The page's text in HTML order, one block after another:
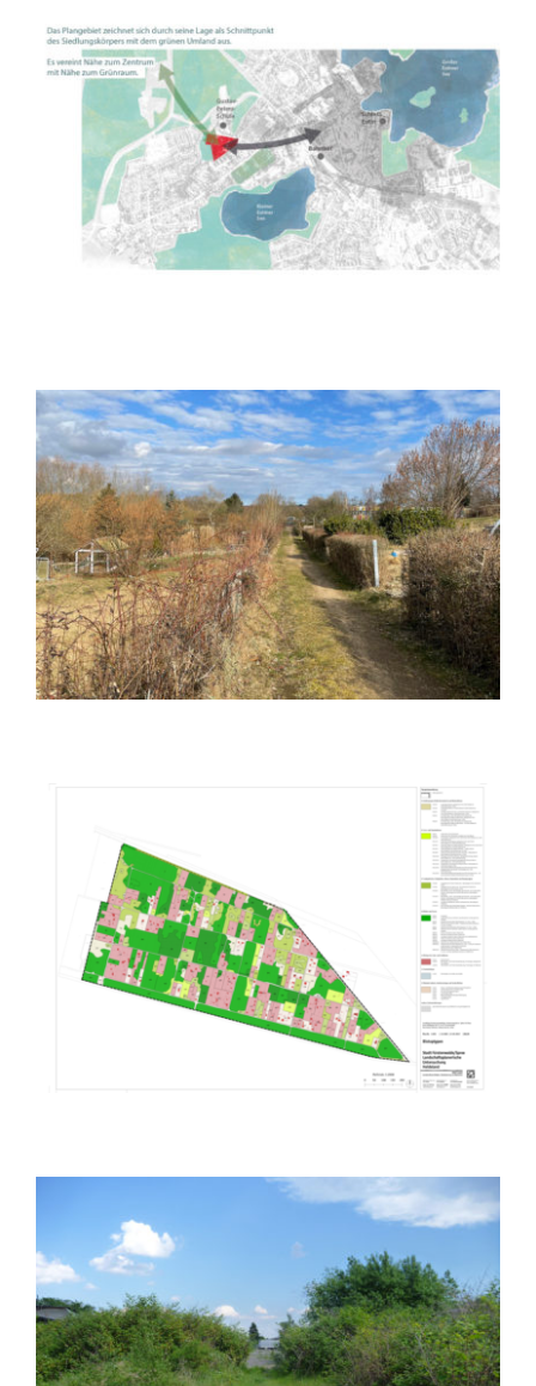
B-Plan Nr. 96, 4. Änderung „ehemalige
Hofstelle Birkenau“
Baum-, Biotop- und faunistische
Strukturkartierung Mäckeritzwiesen
Landschaftsplanerische Untersuchung
Heideland
Umweltbericht zum Bebauungsplan,
Groß Borstel 25